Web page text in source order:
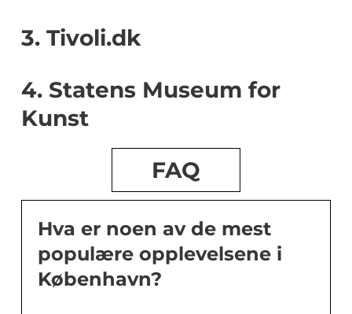
3. Tivoli.dk
4. Statens Museum for
Kunst
FAQ
Hva er noen av de mest
populære opplevelsene i
København?